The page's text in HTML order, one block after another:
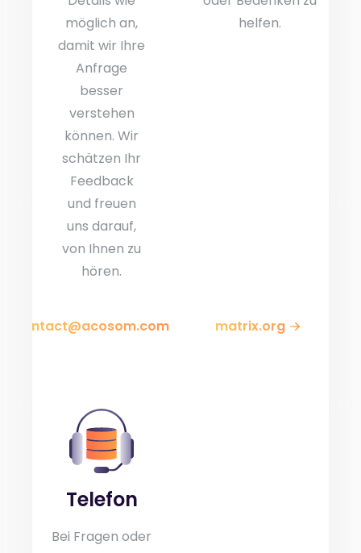
möglich an,
damit wir Ihre
Anfrage
besser
verstehen
können. Wir
schätzen Ihr
Feedback
und freuen
uns darauf,
von Ihnen zu
hören.
contact@acosom.com
helfen.
matrix.org
Telefon
Bei Fragen oder